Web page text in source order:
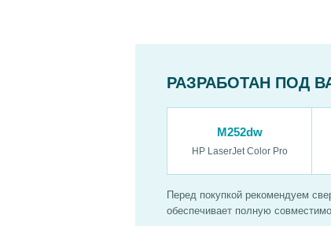
РАЗРАБОТАН ПОД
M252dw
HP LaserJet Color Pro
Перед покупкой рекомендуем
обеспечивает полную